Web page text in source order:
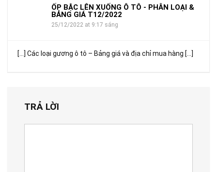
ỐP BẬC LÊN XUỐNG Ô TÔ - PHÂN LOẠI &
BẢNG GIÁ T12/2022
25/12/2022 at 9:17 sáng
[…] Các loại gương ô tô – Bảng giá và địa chỉ mua hàng […]
TRẢ LỜI